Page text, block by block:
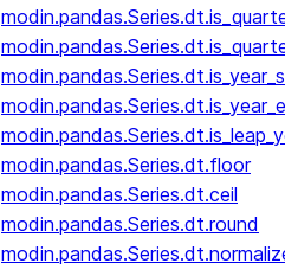
modin.pandas.Series.dt.floor
modin.pandas.Series.dt.ceil
modin.pandas.Series.dt.round